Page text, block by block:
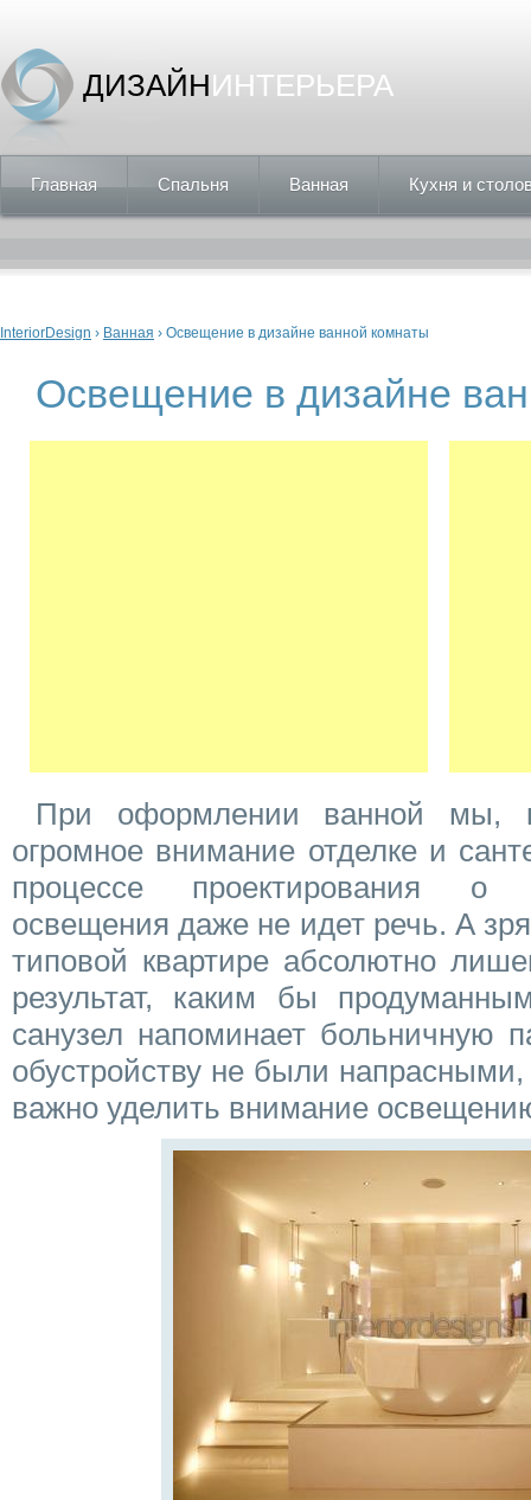
ДИЗАЙНИНТЕРЬЕРА
Главная Спальня Ванная Кухня и
Вы здесь
InteriorDesign › Ванная › Освещение в дизайне ванной комнаты
Освещение в дизайне
При оформлении ванной мы,
огромное внимание отделке и
процессе проектирования о
освещения даже не идет речь. А
типовой квартире абсолютно
результат, каким бы
санузел напоминает больничную
обустройству не были напрасными,
важно уделить внимание